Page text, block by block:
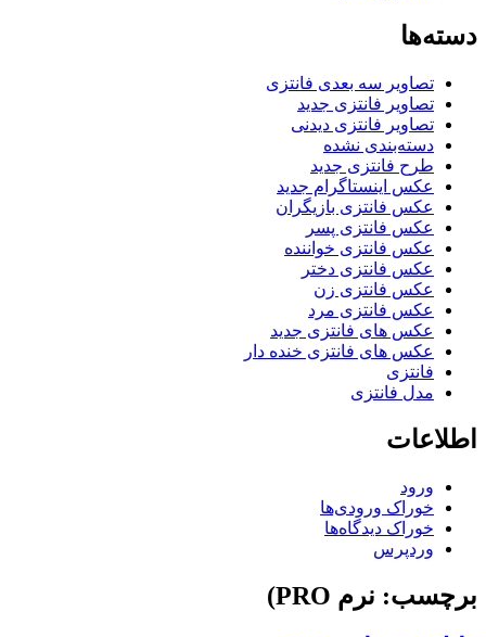
دسته‌ها
تصاویر سه بعدی فانتزی
تصاویر فانتزی جدید
تصاویر فانتزی دیدنی
دسته‌بندی نشده
طرح فانتزی جدید
عکس اینستاگرام جدید
عکس فانتزی بازیگران
عکس فانتزی پسر
عکس فانتزی خواننده
عکس فانتزی دختر
عکس فانتزی زن
عکس فانتزی مرد
عکس های فانتزی جدید
عکس های فانتزی خنده دار
فانتزی
مدل فانتزی
اطلاعات
ورود
خوراک ورودی‌ها
خوراک دیدگاه‌ها
وردپرس
برچسب: نرم PRO)